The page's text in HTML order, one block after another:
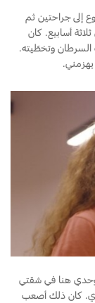
إلى جراحتين ثم
و18 حقنة أخرى كل ثلاثة أسابيع. كان
السرطان وتخطّيته.
وحدي هنا في شقتي
كان ذلك أصعب